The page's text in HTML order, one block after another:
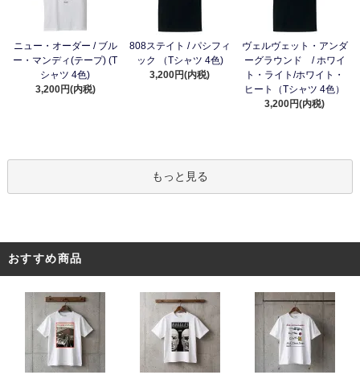
ニュー・オーダー / ブル
ー・マンディ(テープ) (T
シャツ 4色)
3,200円(内税)
808ステイト / パシフィ
ック （Tシャツ 4色)
3,200円(内税)
ヴェルヴェット・アンダ
ーグラウンド / ホワイ
ト・ライト/ホワイト・
ヒート（Tシャツ 4色）
3,200円(内税)
もっと見る
おすすめ商品